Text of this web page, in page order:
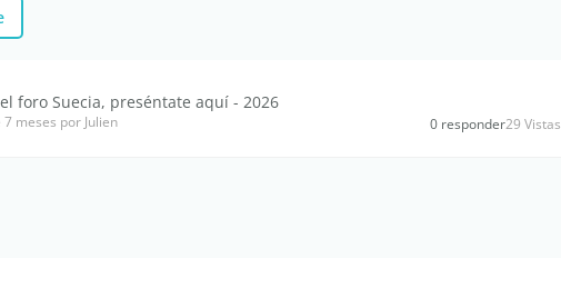
foro Suecia, preséntate aquí - 2026
meses por Julien 0 responder29 Vistas